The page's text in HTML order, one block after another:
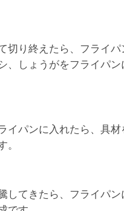
切り終えたら、フライ
、しょうがをフライパ
イパンに入れたら、具
。
してきたら、フライパ